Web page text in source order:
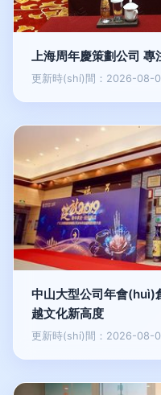
上海周年慶策劃公司
更新時(shí)間：2026-08-
中山大型公司年會
越文化新高度
更新時(shí)間：2026-08-